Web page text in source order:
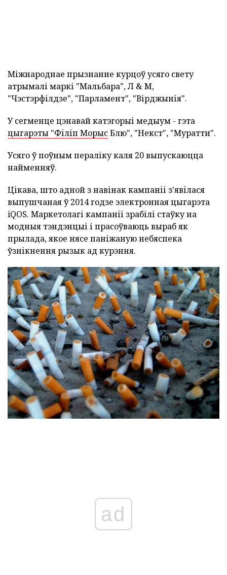
Міжнароднае прызнанне курцоў усяго свету
атрымалі маркі "Мальбара", Л & M,
"Чэстэрфілдзе", "Парламент", "Вірджынія".
У сегменце цэнавай катэгорыі медыум - гэта
цыгарэты "Філіп МорысБлю", "Некст", "Муратти".
Усяго ў поўным пераліку каля 20 выпускаюцца
найменняў.
Цікава, што адной з навінак кампаніі з'явілася
выпушчаная ў 2014 годзе электронная цыгарэта
iQOS. Маркетолагі кампаніі зрабілі стаўку на
модныя тэндэнцыі і прасоўваюць выраб як
прылада, якое нясе паніжаную небяспека
ўзнікнення рызык ад курэння.
ad